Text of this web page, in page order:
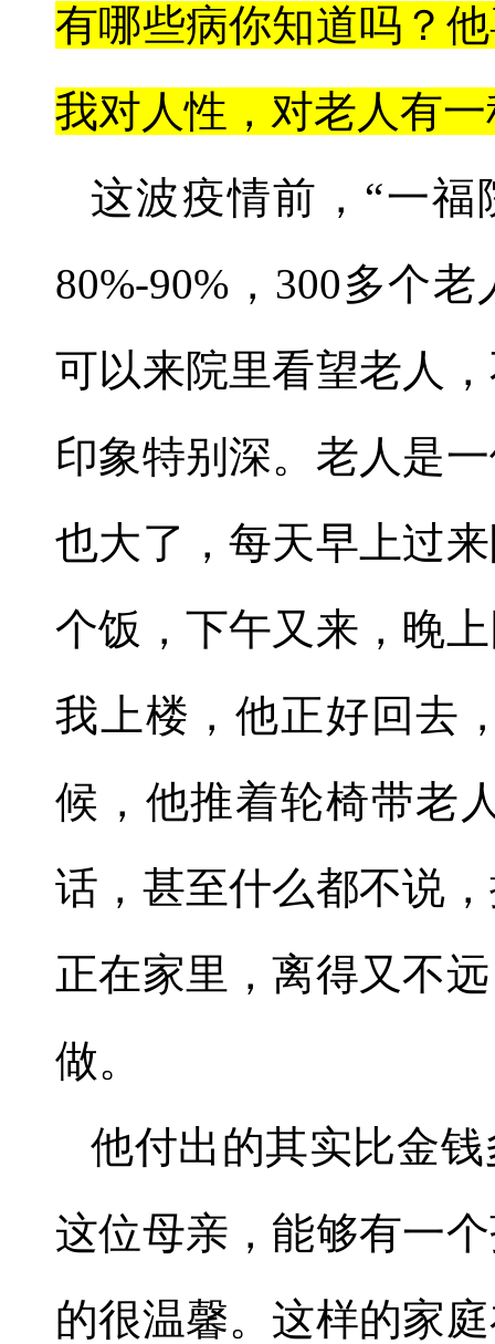
有哪些病你知道吗？
我对人性，对老人有
这波疫情前， “一福
80%-90% ， 300多个老
可以来院里看望老人
印象特别深。老人是
也大了，每天早上过
个饭，下午又来，晚
我上楼，他正好回去
候，他推着轮椅带老
话，甚至什么都不说
正在家里，离得又不
做。
他付出的其实比金
这位母亲，能够有一
的很温馨。这样的家